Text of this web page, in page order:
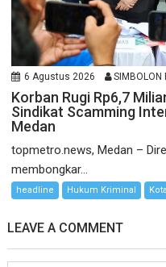
6 Agustus 2026 SIMBOLON
Korban Rugi Rp6,7
Sindikat Scamming
Medan
topmetro.news, Medan –
membongkar...
headline Hukum Kriminal
LEAVE A COMMENT